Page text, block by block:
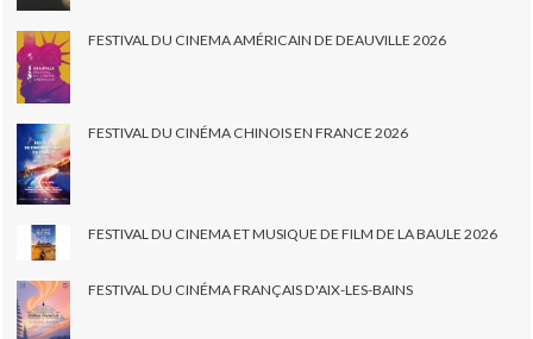
FESTIVAL DU CINEMA AMÉRICAIN DE DEAUVILLE 2026
FESTIVAL DU CINÉMA CHINOIS EN FRANCE 2026
FESTIVAL DU CINEMA ET MUSIQUE DE FILM DE LA BAULE 2026
FESTIVAL DU CINÉMA FRANÇAIS D'AIX-LES-BAINS